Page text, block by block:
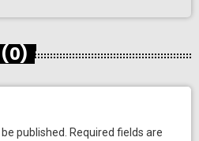
(0)
published. Required fields are